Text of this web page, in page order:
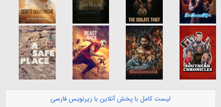
لیست کامل با پخش آنلاین با زیرنویس فارسی